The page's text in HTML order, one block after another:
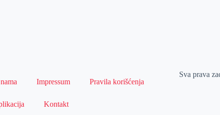
Impressum Pravila korišćenja
Kontakt
Sva prava